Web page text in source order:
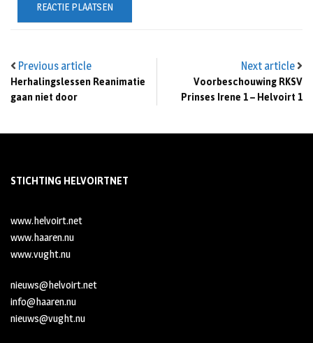
Previous article
Herhalingslessen Reanimatie
gaan niet door
Next article
Voorbeschouwing RKSV
Prinses Irene 1 – Helvoirt 1
STICHTING HELVOIRTNET
www.helvoirt.net
www.haaren.nu
www.vught.nu
nieuws@helvoirt.net
info@haaren.nu
nieuws@vught.nu